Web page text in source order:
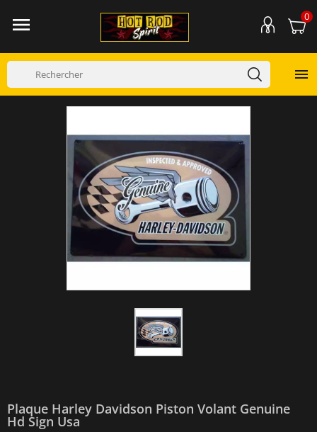
 0

Plaque Harley Davidson Piston Volant Genuine
Hd Sign Usa